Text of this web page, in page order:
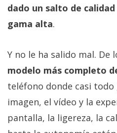
dado un salto de
gama alta.
Y no le ha salido mal. De
modelo más completo
teléfono donde casi
imagen, el vídeo y la
pantalla, la ligereza, la